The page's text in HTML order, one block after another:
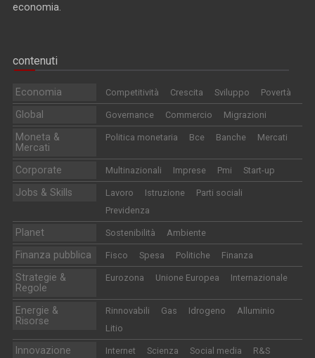
economia.
contenuti
Economia Competitività Crescita Sviluppo Povertà
Global Governance Commercio Migrazioni
Moneta &
Mercati
Politica monetaria Bce Banche Mercati
Corporate Multinazionali Imprese Pmi Start-up
Jobs & Skills Lavoro Istruzione
Parti sociali
Previdenza
Planet Sostenibilità Ambiente
Finanza pubblica Fisco Spesa Politiche Finanza
Strategie &
Regole
Eurozona Unione Europea Internazionale
Energie &
Risorse
Rinnovabili Gas Idrogeno
Alluminio
Litio
Innovazione Internet Scienza Social media R&S